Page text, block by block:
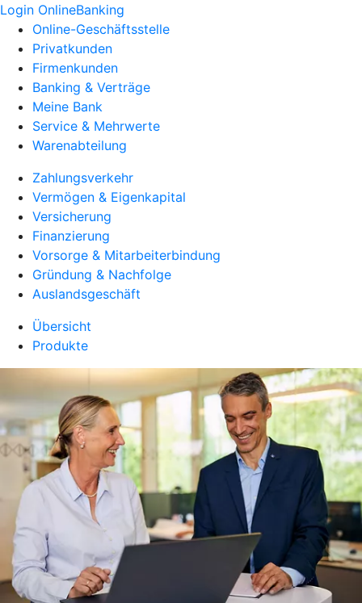
Login OnlineBanking
Online-Geschäftsstelle
Privatkunden
Firmenkunden
Banking & Verträge
Meine Bank
Service & Mehrwerte
Warenabteilung
Zahlungsverkehr
Vermögen & Eigenkapital
Versicherung
Finanzierung
Vorsorge & Mitarbeiterbindung
Gründung & Nachfolge
Auslandsgeschäft
Übersicht
Produkte